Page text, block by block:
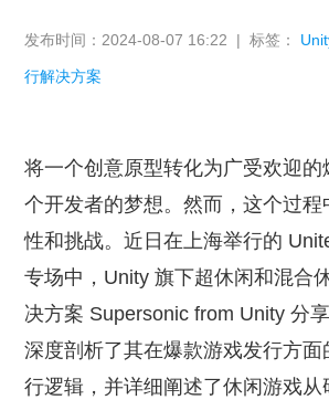
发布时间：2024-08-07 16:22 | 标签：
行解决方案
将一个创意原型转化为广受欢迎
个开发者的梦想。然而，这个过程
性和挑战。近日在上海举行的
专场中，Unity 旗下超休闲和混合
决方案 Supersonic from Unity 分
深度剖析了其在爆款游戏发行方
行逻辑，并详细阐述了休闲游戏